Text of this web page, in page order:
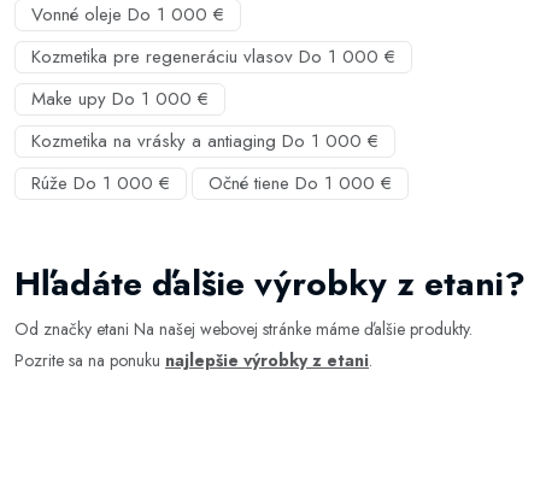
Vonné oleje Do 1 000 €
Kozmetika pre regeneráciu vlasov Do 1 000 €
Make upy Do 1 000 €
Kozmetika na vrásky a antiaging Do 1 000 €
Rúže Do 1 000 €
Očné tiene Do 1 000 €
Hľadáte ďalšie výrobky z etani?
Od značky etani Na našej webovej stránke máme ďalšie produkty.
Pozrite sa na ponuku najlepšie výrobky z etani.